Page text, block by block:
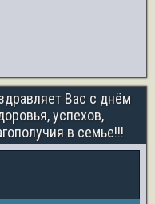
Вас с днём
успехов,
в семье!!!